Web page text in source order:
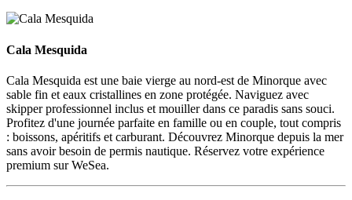
Cala Mesquida
Cala Mesquida
Cala Mesquida est une baie vierge au nord-est de Minorque avec
sable fin et eaux cristallines en zone protégée. Naviguez avec
skipper professionnel inclus et mouiller dans ce paradis sans souci.
Profitez d'une journée parfaite en famille ou en couple, tout compris
: boissons, apéritifs et carburant. Découvrez Minorque depuis la mer
sans avoir besoin de permis nautique. Réservez votre expérience
premium sur WeSea.